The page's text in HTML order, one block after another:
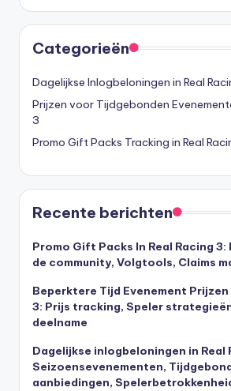
Categorieën
Dagelijkse Inlogbeloningen in Real
Prijzen voor Tijdgebonden
3
Promo Gift Packs Tracking in Real
Recente berichten
Promo Gift Packs In Real Racing 3:
de community, Volgtools, Claims
Beperktere Tijd Evenement Prijzen
3: Prijs tracking, Speler
deelname
Dagelijkse inlogbeloningen in Real
Seizoensevenementen,
aanbiedingen,